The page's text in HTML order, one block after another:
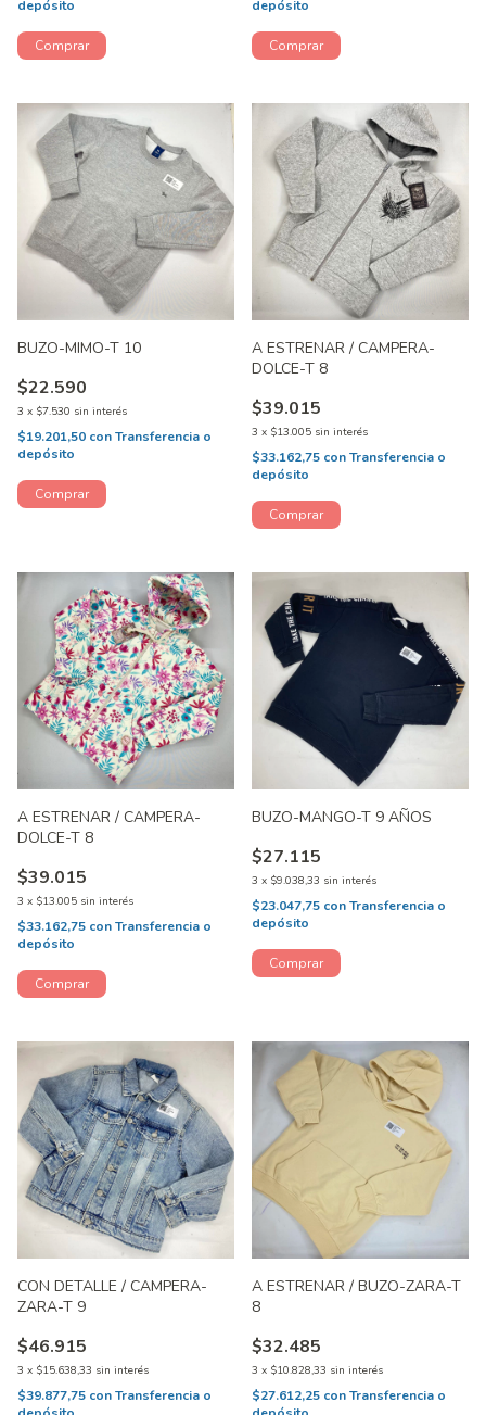
depósito
depósito
BUZO-MIMO-T 10
$22.590
3 x $7.530 sin interés
$19.201,50 conTransferencia o
depósito
A ESTRENAR / CAMPERA-
DOLCE-T 8
$39.015
3 x $13.005 sin interés
$33.162,75 conTransferencia o
depósito
A ESTRENAR / CAMPERA-
DOLCE-T 8
$39.015
3 x $13.005 sin interés
$33.162,75 conTransferencia o
depósito
BUZO-MANGO-T 9 AÑOS
$27.115
3 x $9.038,33 sin interés
$23.047,75 conTransferencia o
depósito
CON DETALLE / CAMPERA-
ZARA-T 9
$46.915
3 x $15.638,33 sin interés
$39.877,75 conTransferencia o
A ESTRENAR / BUZO-ZARA-T
8
$32.485
3 x $10.828,33 sin interés
$27.612,25 conTransferencia o